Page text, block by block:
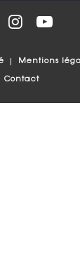
Mentions
Contact